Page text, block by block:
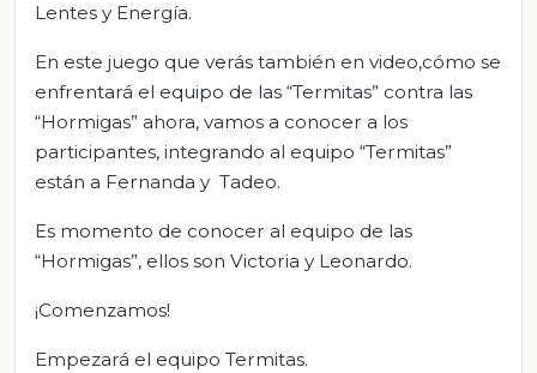
Lentes y Energía.
En este juego que verás también en video,cómo se
enfrentará el equipo de las “Termitas” contra las
“Hormigas” ahora, vamos a conocer a los
participantes, integrando al equipo “Termitas”
están a Fernanda y Tadeo.
Es momento de conocer al equipo de las
“Hormigas”, ellos son Victoria y Leonardo.
¡Comenzamos!
Empezará el equipo Termitas.